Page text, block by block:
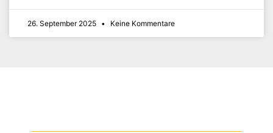
26. September 2025 Keine Kommentare